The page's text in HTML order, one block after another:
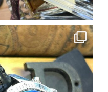
5月 16